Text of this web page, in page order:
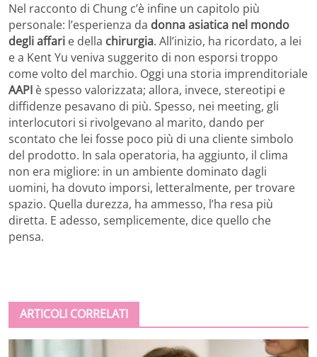
Nel racconto di Chung c’è infine un capitolo più
personale: l’esperienza da donna asiatica nel mondo
degli affari e della chirurgia. All’inizio, ha ricordato, a lei
e a Kent Yu veniva suggerito di non esporsi troppo
come volto del marchio. Oggi una storia imprenditoriale
AAPI è spesso valorizzata; allora, invece, stereotipi e
diffidenze pesavano di più. Spesso, nei meeting, gli
interlocutori si rivolgevano al marito, dando per
scontato che lei fosse poco più di una cliente simbolo
del prodotto. In sala operatoria, ha aggiunto, il clima
non era migliore: in un ambiente dominato dagli
uomini, ha dovuto imporsi, letteralmente, per trovare
spazio. Quella durezza, ha ammesso, l’ha resa più
diretta. E adesso, semplicemente, dice quello che
pensa.
ARTICOLI CORRELATI